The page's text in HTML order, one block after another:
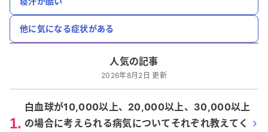
他に気になる症状がある
人気の記事
2026年8月2日 更新
1.
白血球が10,000以上、20,000以上、30,000以上
の場合に考えられる病気についてそれぞれ教えてく